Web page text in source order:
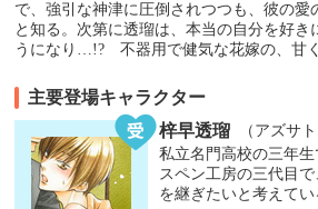
で、強引な神津に圧倒されつつも、彼の愛
と知る。次第に透瑠は、本当の自分を好き
うになり…!? 不器用で健気な花嫁の、甘
主要登場キャラクター
梓早透瑠
（アズサ
私立名門高校の三年
スペン工房の三代目
を継ぎたいと考えてい